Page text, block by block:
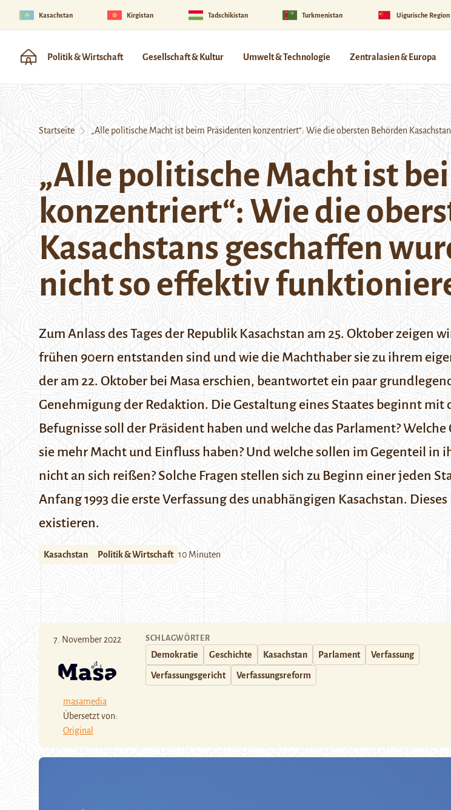
Kasachstan Kirgistan Tadschikistan Turkmenistan Uigurische Region
Politik & Wirtschaft Gesellschaft & Kultur Umwelt & Technologie Zentralasien & Europa
Startseite „Alle politische Macht ist beim Präsidenten konzentriert“: Wie die obersten Behörden
„Alle politische Macht ist
konzentriert“: Wie die
Kasachstans geschaffen
nicht so effektiv
Zum Anlass des Tages der Republik Kasachstan am 25. Oktober zeigen
frühen 90ern entstanden sind und wie die Machthaber sie zu ihrem
der am 22. Oktober bei Masa erschien, beantwortet ein paar
Genehmigung der Redaktion. Die Gestaltung eines Staates beginnt mit
Befugnisse soll der Präsident haben und welche das Parlament?
sie mehr Macht und Einfluss haben? Und welche sollen im Gegenteil
nicht an sich reißen? Solche Fragen stellen sich zu Beginn einer jeden
Anfang 1993 die erste Verfassung des unabhängigen Kasachstan.
existieren.
Kasachstan Politik & Wirtschaft 10 Minuten
7. November 2022
masamedia
Übersetzt von:
Original
SCHLAGWÖRTER
Demokratie Geschichte Kasachstan Parlament Verfassung
Verfassungsgericht Verfassungsreform